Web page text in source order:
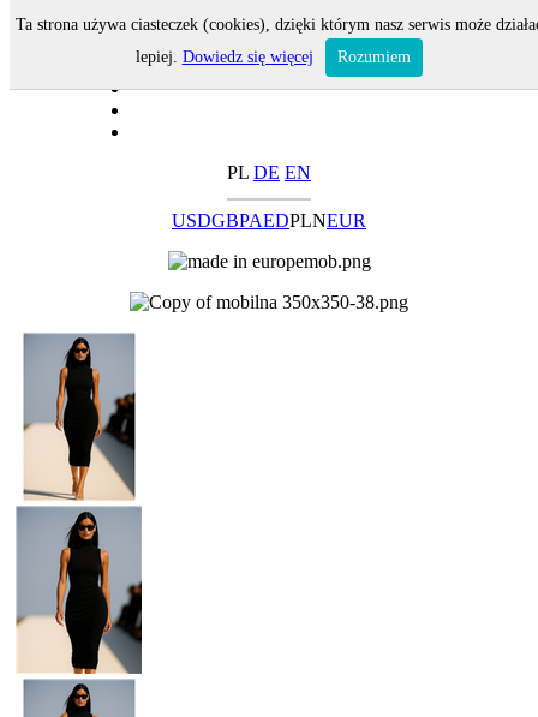
PL DE EN
USDGBPAEDPLNEUR
Ta strona używa ciasteczek (cookies), dzięki którym nasz serwis może
lepiej. Dowiedz się więcej Rozumiem